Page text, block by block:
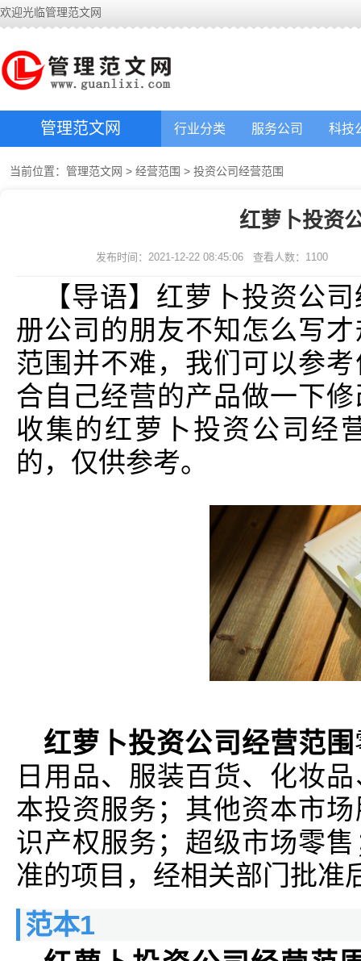
欢迎光临管理范文网
管理范文网 行业分类 服务公司 科技
当前位置： 管理范文网 > 经营范围 > 投资公司经营范围
红萝卜投资
发布时间：2021-12-22 08:45:06 查看人数： 1100
【导语】红萝卜投资公
册公司的朋友不知怎么写
范围并不难，我们可以参
合自己经营的产品做一下
收集的红萝卜投资公司经
的，仅供参考。
红萝卜投资公司经营范围
日用品、服装百货、化妆
本投资服务；其他资本市
识产权服务；超级市场零
准的项目，经相关部门批准
范本1